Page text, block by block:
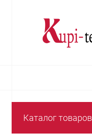
Каталог товаров